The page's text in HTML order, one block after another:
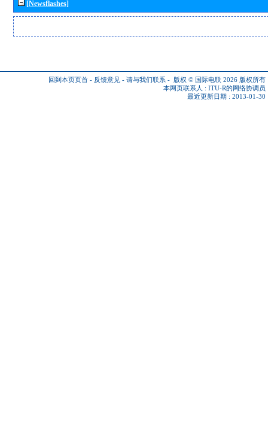
[Newsflashes]
回到本页页首 - 反馈意见 - 请与我们联系 - 版权 © 国际电联 2026 版权所有
本网页联系人 : ITU-R的网络协调员
最近更新日期 : 2013-01-30